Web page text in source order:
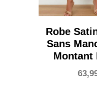
Robe
Sans
Montant